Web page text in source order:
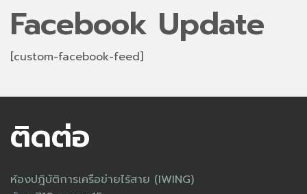
Facebook Update
[custom-facebook-feed]
ติดต่อ
ห้องปฎิบัติการเครือข่ายไร้สาย (IWING)